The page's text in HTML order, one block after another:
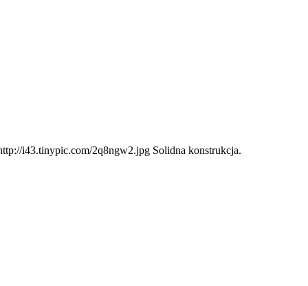
i43.tinypic.com/2q8ngw2.jpg Solidna konstrukcja.